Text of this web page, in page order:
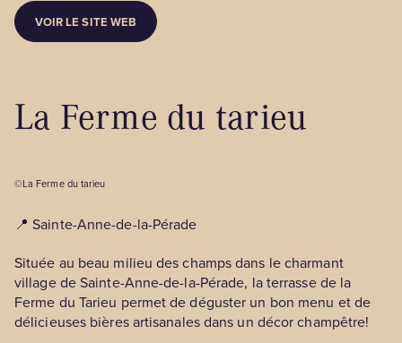
VOIR LE SITE WEB
La Ferme du tarieu
©La Ferme du tarieu
📍 Sainte-Anne-de-la-Pérade
Située au beau milieu des champs dans le charmant
village de Sainte-Anne-de-la-Pérade, la terrasse de la
Ferme du Tarieu permet de déguster un bon menu et de
délicieuses bières artisanales dans un décor champêtre!